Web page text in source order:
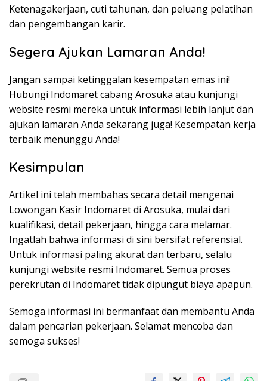
Ketenagakerjaan, cuti tahunan, dan peluang pelatihan
dan pengembangan karir.
Segera Ajukan Lamaran Anda!
Jangan sampai ketinggalan kesempatan emas ini!
Hubungi Indomaret cabang Arosuka atau kunjungi
website resmi mereka untuk informasi lebih lanjut dan
ajukan lamaran Anda sekarang juga! Kesempatan kerja
terbaik menunggu Anda!
Kesimpulan
Artikel ini telah membahas secara detail mengenai
Lowongan Kasir Indomaret di Arosuka, mulai dari
kualifikasi, detail pekerjaan, hingga cara melamar.
Ingatlah bahwa informasi di sini bersifat referensial.
Untuk informasi paling akurat dan terbaru, selalu
kunjungi website resmi Indomaret. Semua proses
perekrutan di Indomaret tidak dipungut biaya apapun.
Semoga informasi ini bermanfaat dan membantu Anda
dalam pencarian pekerjaan. Selamat mencoba dan
semoga sukses!